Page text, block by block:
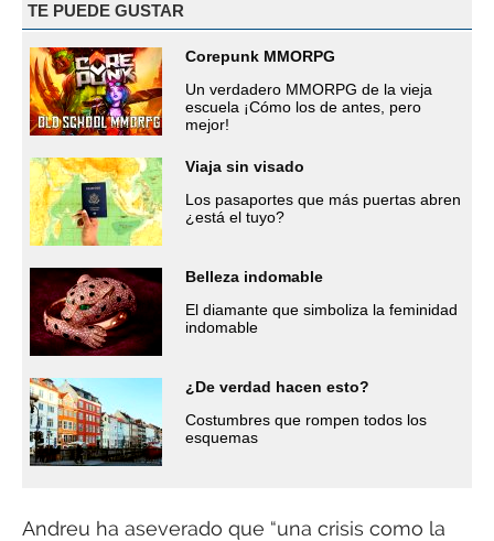
TE PUEDE GUSTAR
Corepunk MMORPG
Un verdadero MMORPG de la vieja
escuela ¡Cómo los de antes, pero
mejor!
Viaja sin visado
Los pasaportes que más puertas abren
¿está el tuyo?
Belleza indomable
El diamante que simboliza la feminidad
indomable
¿De verdad hacen esto?
Costumbres que rompen todos los
esquemas
Andreu ha aseverado que “una crisis como la